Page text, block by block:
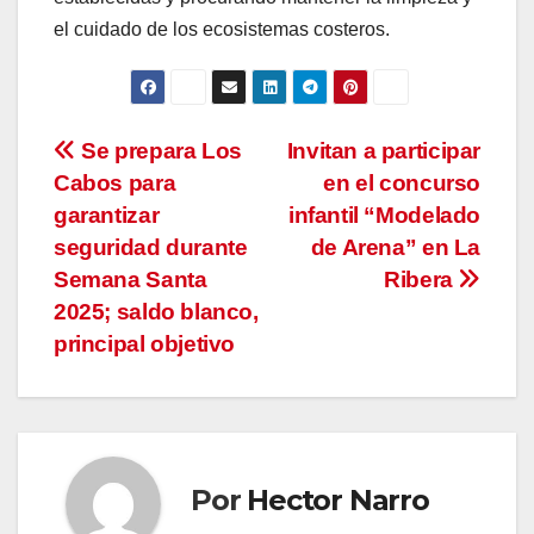
el cuidado de los ecosistemas costeros.
Navegación
de
entradas
Invitan a participar
en el concurso
infantil “Modelado
de Arena” en La
Ribera
Se prepara Los
Cabos para
garantizar
seguridad durante
Semana Santa
2025; saldo blanco,
principal objetivo
Por Hector Narro